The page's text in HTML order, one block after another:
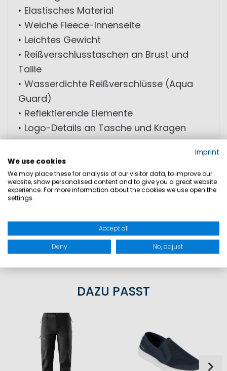
• Elastisches Material
• Weiche Fleece-Innenseite
• Leichtes Gewicht
• Reißverschlusstaschen an Brust und
Taille
• Wasserdichte Reißverschlüsse (Aqua
Guard)
• Reflektierende Elemente
• Logo-Details an Tasche und Kragen
MATERIAL: 90% Polyester (recycelt); 10%
Elasthan
PRODUKTSICHERHEIT
DAZU PASST
Imprint
We use cookies
We may place these for analysis of our visitor data, to improve our
website, show personalised content and to give you a great website
experience. For more information about the cookies we use open the
settings.
Accept all
Deny No, adjust